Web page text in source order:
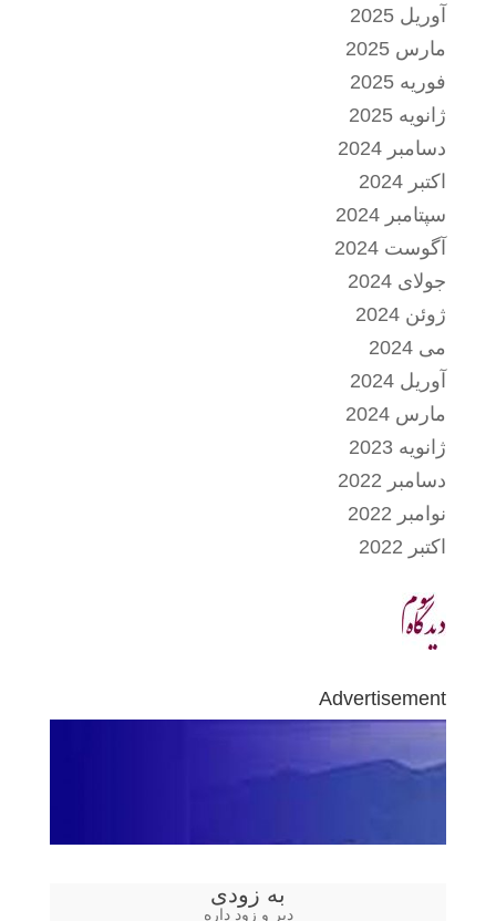
آوریل 2025
مارس 2025
فوریه 2025
ژانویه 2025
دسامبر 2024
اکتبر 2024
سپتامبر 2024
آگوست 2024
جولای 2024
ژوئن 2024
می 2024
آوریل 2024
مارس 2024
ژانویه 2023
دسامبر 2022
نوامبر 2022
اکتبر 2022
Advertisement
به زودی
دیر و زود داره